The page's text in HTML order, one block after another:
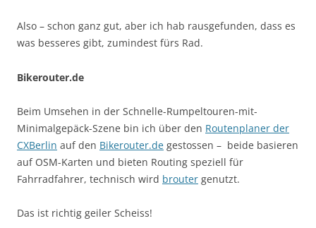
Also – schon ganz gut, aber ich hab rausgefunden, dass es
was besseres gibt, zumindest fürs Rad.
Bikerouter.de
Beim Umsehen in der Schnelle-Rumpeltouren-mit-
Minimalgepäck-Szene bin ich über den Routenplaner der
CXBerlin auf den Bikerouter.de gestossen – beide basieren
auf OSM-Karten und bieten Routing speziell für
Fahrradfahrer, technisch wird brouter genutzt.
Das ist richtig geiler Scheiss!